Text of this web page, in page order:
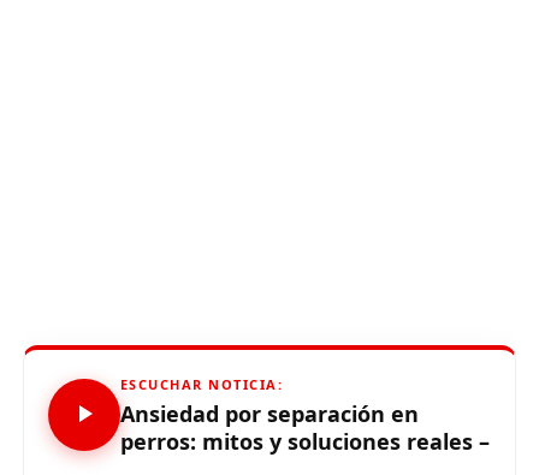
ESCUCHAR NOTICIA:
Ansiedad por separación en
perros: mitos y soluciones reales –